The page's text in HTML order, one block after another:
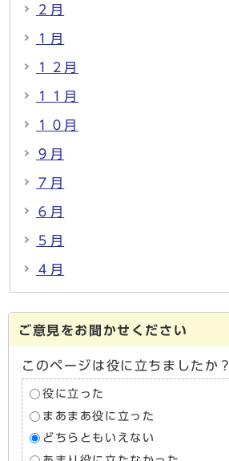
２月
１月
１２月
１１月
１０月
９月
７月
６月
５月
４月
ご意見をお聞かせください
このページは役に立ちましたか？
役に立った
まあまあ役に立った
どちらともいえない